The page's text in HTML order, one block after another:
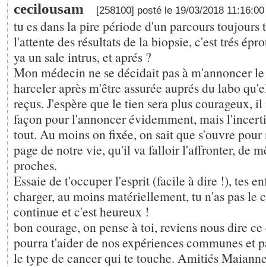
cecilousam [258100] posté le 19/03/2018
tu es dans la pire période d'un parcours
l'attente des résultats de la biopsie, c'est trés
ya un sale intrus, et aprés ?
Mon médecin ne se décidait pas à m'annoncer
harceler après m'être assurée auprés du labo
reçus. J'espère que le tien sera plus courageux,
façon pour l'annoncer évidemment, mais
tout. Au moins on fixée, on sait que s'ouvre
page de notre vie, qu'il va falloir l'affronter, de
proches.
Essaie de t'occuper l'esprit (facile à dire !), tes
charger, au moins matériellement, tu n'as pas le
continue et c'est heureux !
bon courage, on pense à toi, reviens nous dire
pourra t'aider de nos expériences communes et
le type de cancer qui te touche. Amitiés